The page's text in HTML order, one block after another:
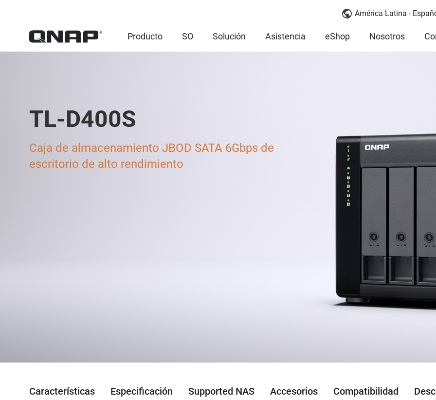
América Latina -
Producto SO Solución Asistencia eShop Nosotros
TL-D400S
Caja de almacenamiento JBOD SATA 6Gbps de
escritorio de alto rendimiento
Características Especificación Supported NAS Accesorios Compatibilidad